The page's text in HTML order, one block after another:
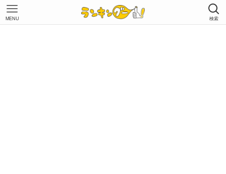
検索
MENU